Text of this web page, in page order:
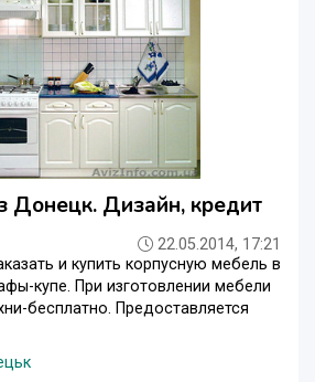
Донецк. Дизайн, кредит
22.05.2014, 17:21
и купить корпусную мебель в
купе. При изготовлении мебели
бесплатно. Предоставляется